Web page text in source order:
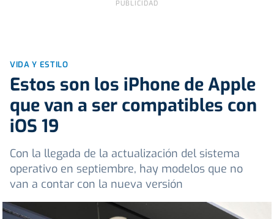
VIDA Y ESTILO
Estos son los iPhone de Apple
que van a ser compatibles con
iOS 19
Con la llegada de la actualización del sistema
operativo en septiembre, hay modelos que no
van a contar con la nueva versión